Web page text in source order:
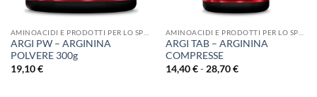
ARGI PW – ARGININA
POLVERE 300g
19,10€
ARGI TAB – ARGININA
COMPRESSE
14,40€ - 28,70€Fascia